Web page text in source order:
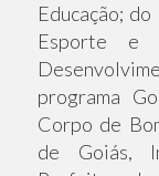
Educação;
Esporte e
programa
Corpo de
de Goiás,